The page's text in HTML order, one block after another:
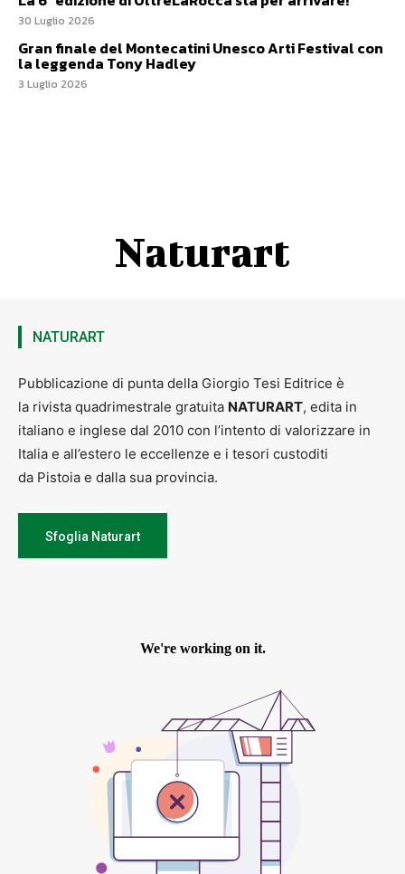
30 Luglio 2026
Gran finale del Montecatini Unesco Arti Festival con
la leggenda Tony Hadley
3 Luglio 2026
Naturart
NATURART
Pubblicazione di punta della Giorgio Tesi Editrice è
la rivista quadrimestrale gratuita NATURART, edita in
italiano e inglese dal 2010 con l’intento di valorizzare in
Italia e all’estero le eccellenze e i tesori custoditi
da Pistoia e dalla sua provincia.
Sfoglia Naturart